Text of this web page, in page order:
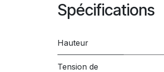
Spécifications
Hauteur
Tension de